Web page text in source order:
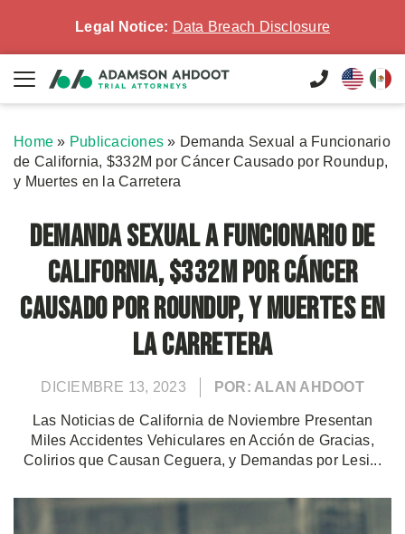
Legal Notice: Data Breach Disclosure
Home » Publicaciones » Demanda Sexual a Funcionario
de California, $332M por Cáncer Causado por Roundup,
y Muertes en la Carretera
Demanda Sexual a Funcionario de
California, $332M por Cáncer
Causado por Roundup, y Muertes en
la Carretera
DICIEMBRE 13, 2023 POR: ALAN AHDOOT
Las Noticias de California de Noviembre Presentan
Miles Accidentes Vehiculares en Acción de Gracias,
Colirios que Causan Ceguera, y Demandas por Lesi...